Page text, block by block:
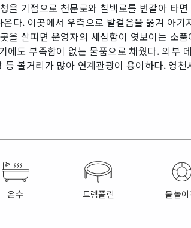
을 기점으로 천문로와 칠백로를 번갈아 타
다. 이곳에서 우측으로 발걸음을 옮겨 아
을 살피면 운영자의 세심함이 엿보이는 소
도 부족함이 없는 물품으로 채웠다. 외부
볼거리가 많아 연계관광이 용이하다. 영
온수 트렘폴린 물놀